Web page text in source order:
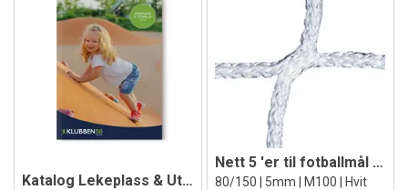
Katalog Lekeplass & Utemiljø 2026
Nett 5 'er til fotballmål 300 x200 cm
80/150 | 5mm | M100 | Hvit